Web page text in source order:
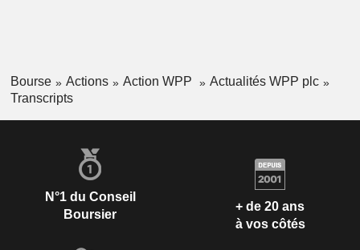
Bourse Actions Action WPP
Actualités WPP plc
Transcripts
N°1 du Conseil
Boursier
+ de 20 ans
à vos côtés